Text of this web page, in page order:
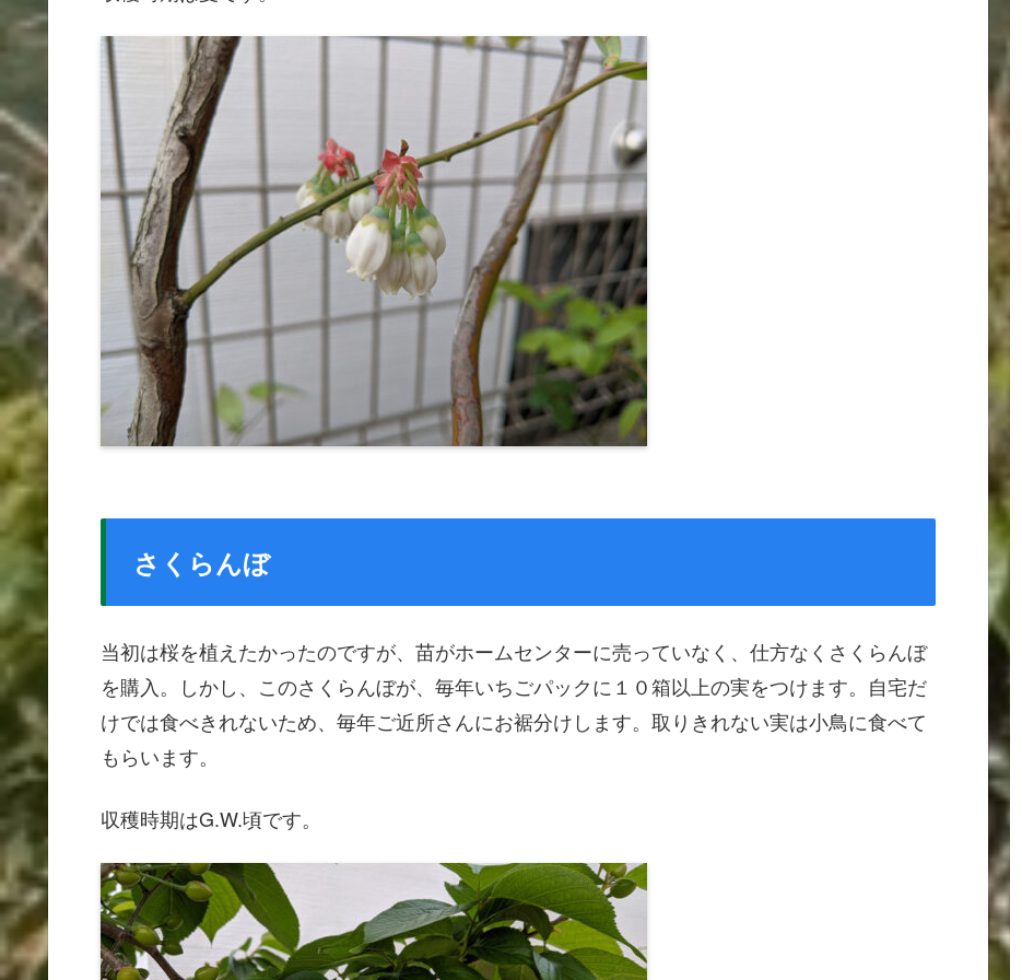
さくらんぼ
当初は桜を植えたかったのですが、苗がホームセンターに売っていなく、仕方なくさくらんぼ
を購入。しかし、このさくらんぼが、毎年いちごパックに１０箱以上の実をつけます。自宅だ
けでは食べきれないため、毎年ご近所さんにお裾分けします。取りきれない実は小鳥に食べて
もらいます。
収穫時期はG.W.頃です。